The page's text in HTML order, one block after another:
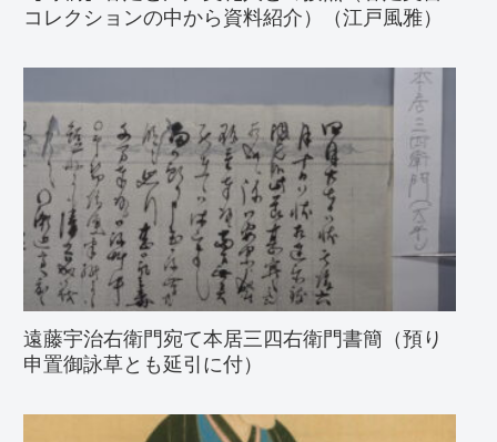
コレクションの中から資料紹介）（江戸風雅）
遠藤宇治右衛門宛て本居三四右衛門書簡（預り
申置御詠草とも延引に付）